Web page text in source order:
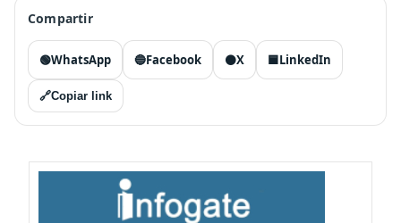
Compartir
🟢WhatsApp 🔵Facebook ⚫X 🟦LinkedIn
🔗Copiar link